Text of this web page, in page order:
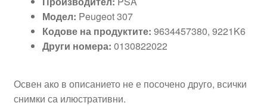
Модел: Peugeot 307
Кодове на продуктите: 9634457380, 9221K6
Други номера: 0130822022
Освен ако в описанието не е посочено друго, всички
снимки са илюстративни.